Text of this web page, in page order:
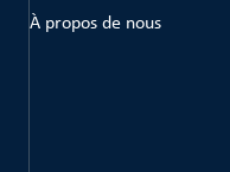
À propos de nous